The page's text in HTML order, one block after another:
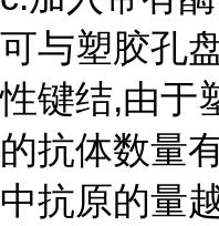
可与塑胶孔
性键结,由于
的抗体数量
中抗原的量